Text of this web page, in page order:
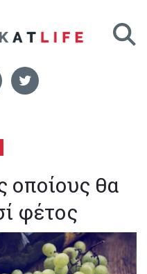
οποίους θα
φέτος